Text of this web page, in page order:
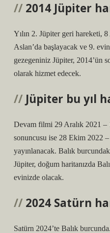
2014 Jüpiter
Yılın 2. Jüpiter geri hareketi,
Aslan’da başlayacak ve 9.
gezegeniniz Jüpiter, 2014’ün
olarak hizmet edecek.
Jüpiter bu yıl
Devam filmi 29 Aralık 2021 –
sonuncusu ise 28 Ekim 2022 –
yayınlanacak. Balık
Jüpiter, doğum haritanızda
evinizde olacak.
2024 Satürn
Satürn 2024’te Balık